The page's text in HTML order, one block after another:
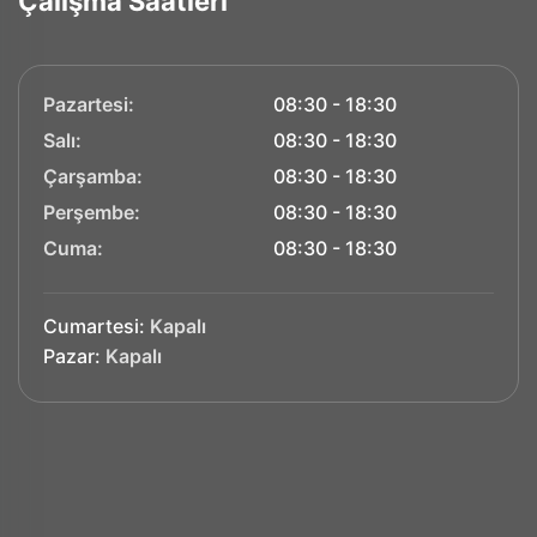
Pazartesi:
08:30 - 18:30
Salı:
08:30 - 18:30
Çarşamba:
08:30 - 18:30
Perşembe:
08:30 - 18:30
Cuma:
08:30 - 18:30
Cumartesi: Kapalı
Pazar: Kapalı